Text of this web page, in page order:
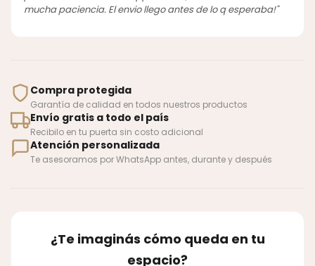
mucha paciencia. El envio llego antes de lo q esperaba!"
Compra protegida
Garantía de calidad en todos nuestros productos
Envío gratis a todo el país
Recibilo en tu puerta sin costo adicional
Atención personalizada
Te asesoramos por WhatsApp antes, durante y después
¿Te imaginás cómo queda en tu
espacio?